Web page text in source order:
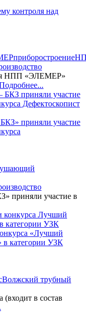
контроля над
приборостроение
НПП «ЭЛЕМЕР»
приняли участие
приняли участие в
«Лучший
в категории УЗК
Волжский трубный
(входит в состав